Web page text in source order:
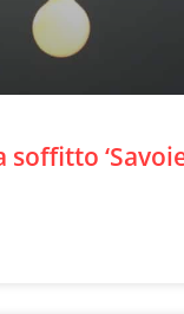
soffitto